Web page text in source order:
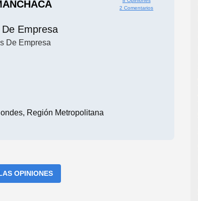
2 Comentarios
Empresa
De Empresa
Región Metropolitana
OPINIONES